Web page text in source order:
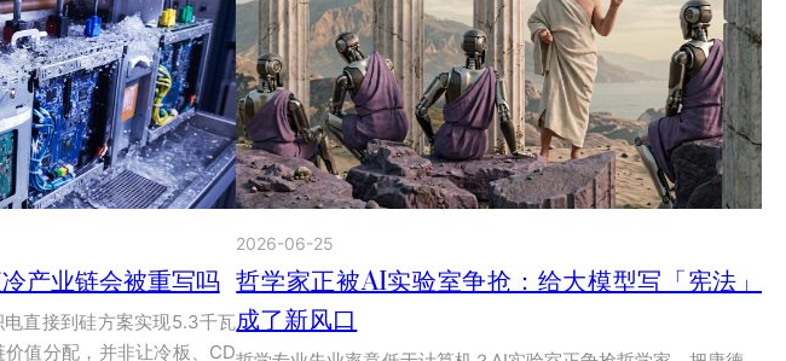
产业链会被重写吗
直接到硅方案实现5.3千瓦
值分配，并非让冷板、CD
2026-06-25
哲学家正被AI实验室争抢：给大模型写「宪法」
成了新风口